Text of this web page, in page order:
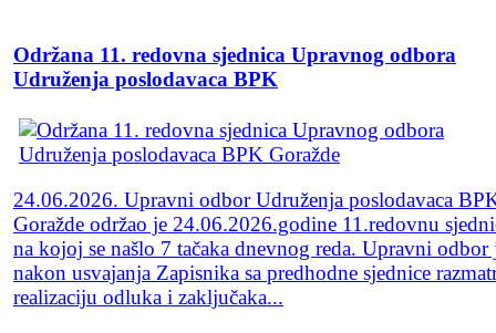
Održana 11. redovna sjednica Upravnog odbora
Udruženja poslodavaca BPK
24.06.2026. Upravni odbor Udruženja poslodavaca
Goražde održao je 24.06.2026.godine 11.redovnu
na kojoj se našlo 7 tačaka dnevnog reda. Upravni odbor
nakon usvajanja Zapisnika sa predhodne sjednice
realizaciju odluka i zaključaka...